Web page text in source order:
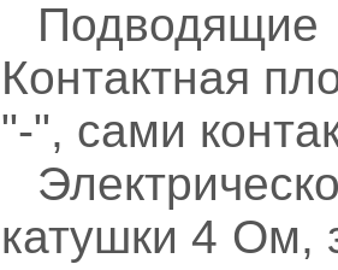
Контактная
"-", сами
катушки 4 Ом,